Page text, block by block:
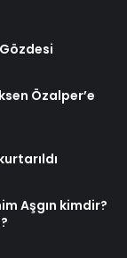
Özalper’e
Aşgın kimdir?